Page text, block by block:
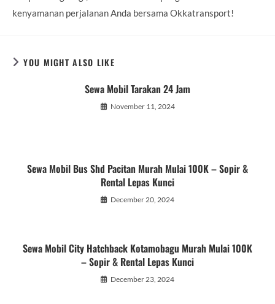
kenyamanan perjalanan Anda bersama Okkatransport!
YOU MIGHT ALSO LIKE
Sewa Mobil Tarakan 24 Jam
November 11, 2024
Sewa Mobil Bus Shd Pacitan Murah Mulai 100K – Sopir &
Rental Lepas Kunci
December 20, 2024
Sewa Mobil City Hatchback Kotamobagu Murah Mulai 100K
– Sopir & Rental Lepas Kunci
December 23, 2024